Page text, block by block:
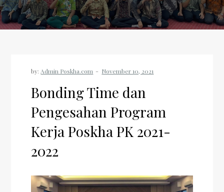
by: Admin Poskha.com
Bonding Time dan
Pengesahan Program
Kerja Poskha PK 2021-
2022